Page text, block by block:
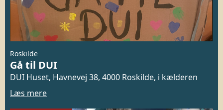
Roskilde
Gå til DUI
DUI Huset, Havnevej 38, 4000 Roskilde, i kælderen
Læs mere